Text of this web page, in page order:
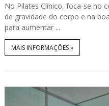
No Pilates Clínico, foca-se no
de gravidade do corpo e na
para aumentar ...
MAIS INFORMAÇÕES »